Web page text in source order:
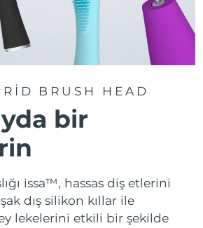
BRUSH HEAD
bir
issa™, hassas diş etlerini
dış silikon kıllar ile
lekelerini etkili bir şekilde